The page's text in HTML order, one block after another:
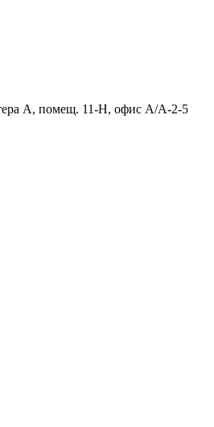
А, помещ. 11-Н, офис А/А-2-5